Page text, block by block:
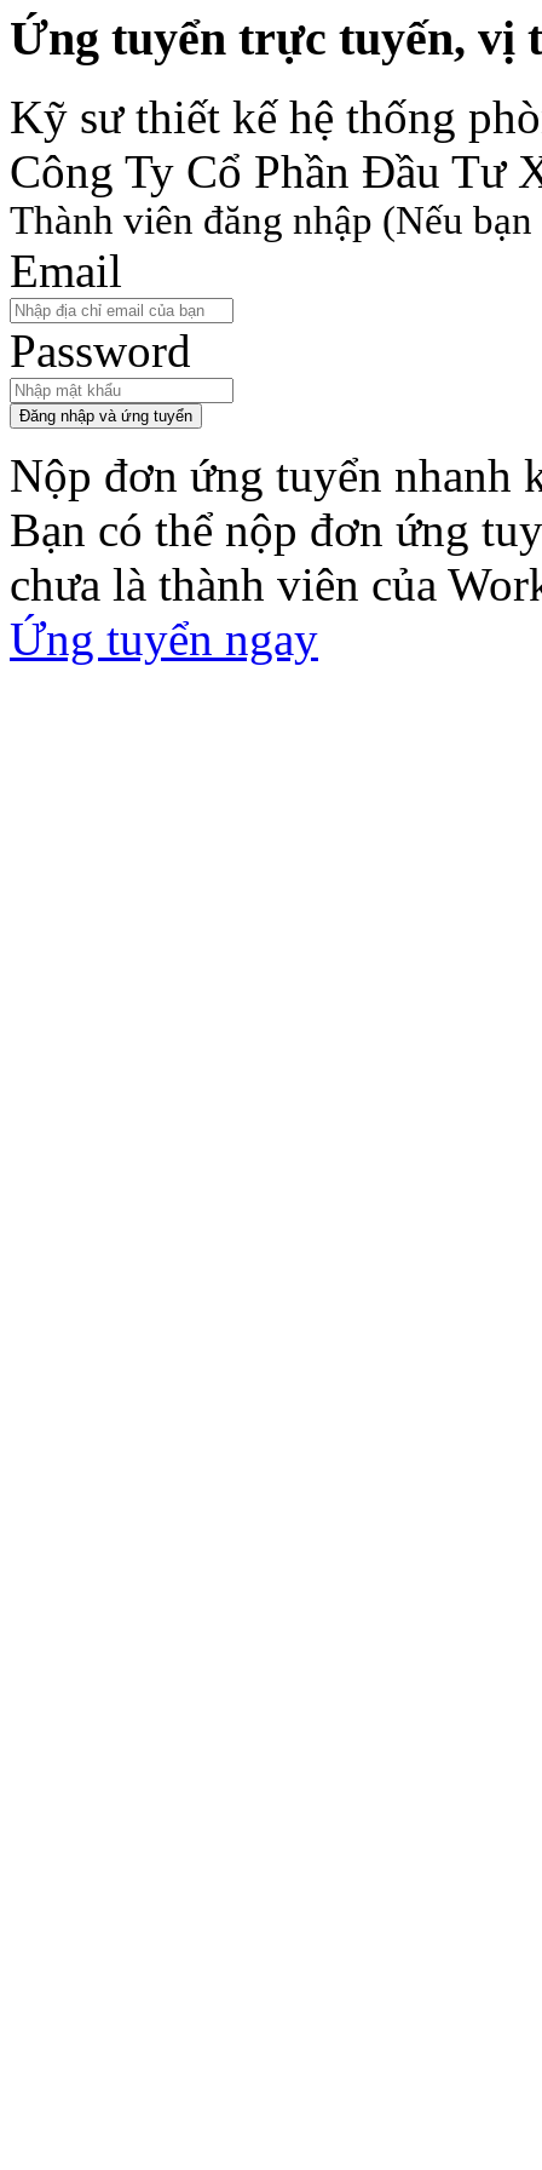
Ứng tuyển trực tuyến, vị
Kỹ sư thiết kế hệ thống
Công Ty Cổ Phần Đầu Tư
Thành viên đăng nhập (Nếu
Email
Password
Đăng nhập và ứng tuyển
Nộp đơn ứng tuyển nhanh
Bạn có thể nộp đơn ứng
chưa là thành viên của
Ứng tuyển ngay